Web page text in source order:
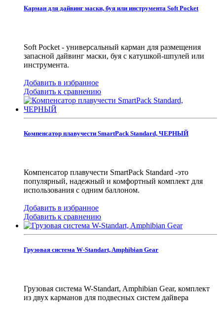
Карман для дайвинг маски, буя или инструмента Soft Pocket
Soft Pocket - универсальный карман для размещения
запасной дайвинг маски, буя с катушкой-шпулей или
инструмента.
Добавить в избранное
Добавить к сравнению
Компенсатор плавучести SmartPack Standard, ЧЕРНЫЙ
Компенсатор плавучести SmartPack Standard -это
популярный, надежный и комфортный комплект для
использования с одним баллоном.
Добавить в избранное
Добавить к сравнению
Грузовая система W-Standart, Amphibian Gear
Грузовая система W-Standart, Amphibian Gear, комплект
из двух карманов для подвесных систем дайвера